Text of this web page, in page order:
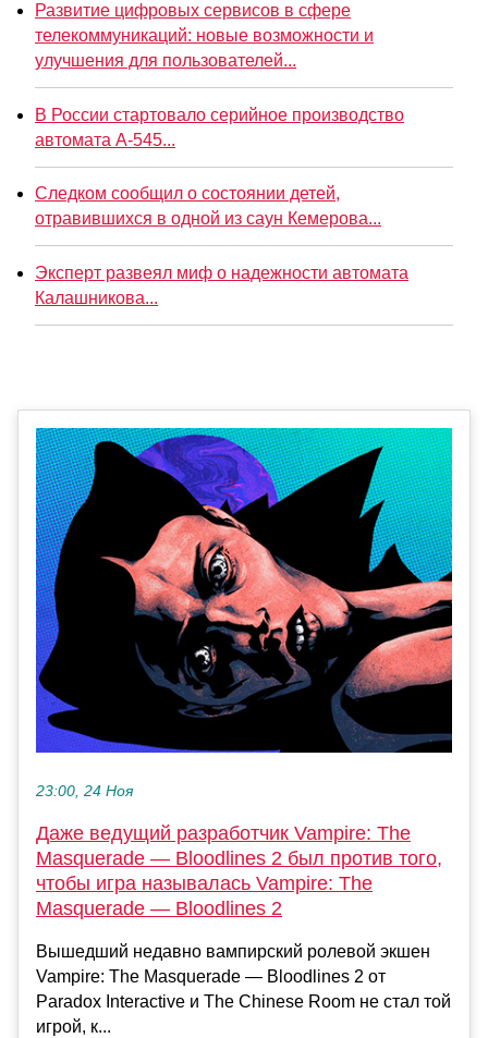
Развитие цифровых сервисов в сфере
телекоммуникаций: новые возможности и
улучшения для пользователей...
В России стартовало серийное производство
автомата А-545...
Следком сообщил о состоянии детей,
отравившихся в одной из саун Кемерова...
Эксперт развеял миф о надежности автомата
Калашникова...
23:00, 24 Ноя
Даже ведущий разработчик Vampire: The
Masquerade — Bloodlines 2 был против того,
чтобы игра называлась Vampire: The
Masquerade — Bloodlines 2
Вышедший недавно вампирский ролевой экшен
Vampire: The Masquerade — Bloodlines 2 от
Paradox Interactive и The Chinese Room не стал той
игрой, к...